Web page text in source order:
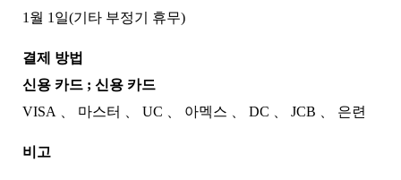
1월 1일(기타 부정기 휴무)
결제 방법
신용 카드 ; 신용 카드
VISA
마스터 UC 아멕스 DC JCB 은련
비고